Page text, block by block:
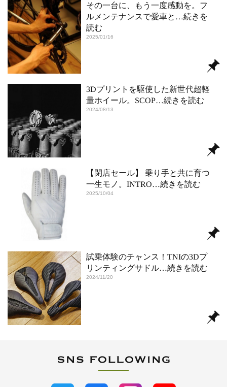
その一台に、もう一度感動を。フ
ルメンテナンスで愛車と …続きを
読む
2025/01/16
3Dプリントを駆使した新世代超軽
量ホイール。SCOP…続きを読む
2024/08/13
【閉店セール】 乗り手と共に育つ
一生モノ。INTRO…続きを読む
2025/10/04
試乗体験のチャンス！TNIの3Dプ
リンティングサドル…続きを読む
2024/11/20